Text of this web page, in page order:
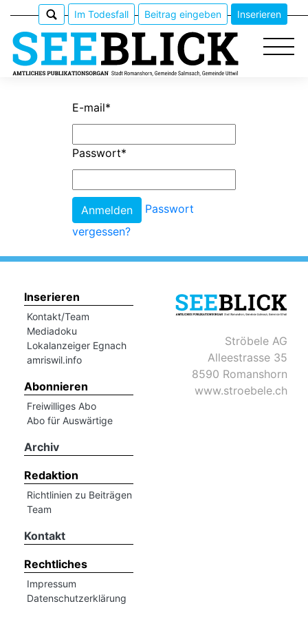
Veranstaltungen
Erlebnisführer
Romanshorn:
Mitteilungen
Im Todesfall Beitrag eingeben Inserieren
E-mail*
Passwort*
Passwort
vergessen?
Inserieren
Kontakt/Team
Mediadoku
Lokalanzeiger Egnach
amriswil.info
Abonnieren
Freiwilliges Abo
Abo für Auswärtige
Archiv
Redaktion
Richtlinien zu Beiträgen
Team
Kontakt
Rechtliches
Impressum
Datenschutzerklärung
Ströbele AG
Alleestrasse 35
8590 Romanshorn
www.stroebele.ch